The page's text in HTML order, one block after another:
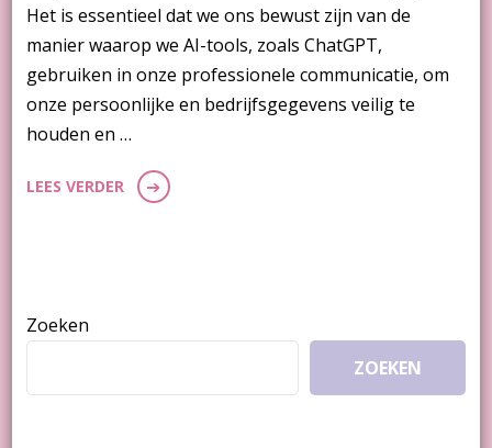
Het is essentieel dat we ons bewust zijn van de
manier waarop we AI-tools, zoals ChatGPT,
gebruiken in onze professionele communicatie, om
onze persoonlijke en bedrijfsgegevens veilig te
houden en …
LEES VERDER
Zoeken
ZOEKEN